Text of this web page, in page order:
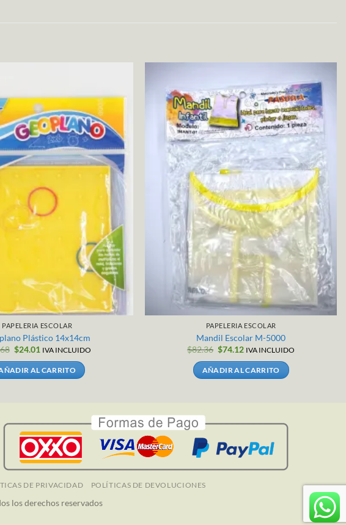
PAPELERIA ESCOLAR
Plástico 14x14cm
El
original
era:
$24.01 El
actual
es:
IVA INCLUIDO
AL CARRITO
PAPELERIA ESCOLAR
Mandil Escolar M-5000
$82.36 El
original
era:
$74.12El
actual
es:
IVA INCLUIDO
AÑADIR AL CARRITO
DE PRIVACIDAD POLÍTICAS DE DEVOLUCIONES
los derechos reservados